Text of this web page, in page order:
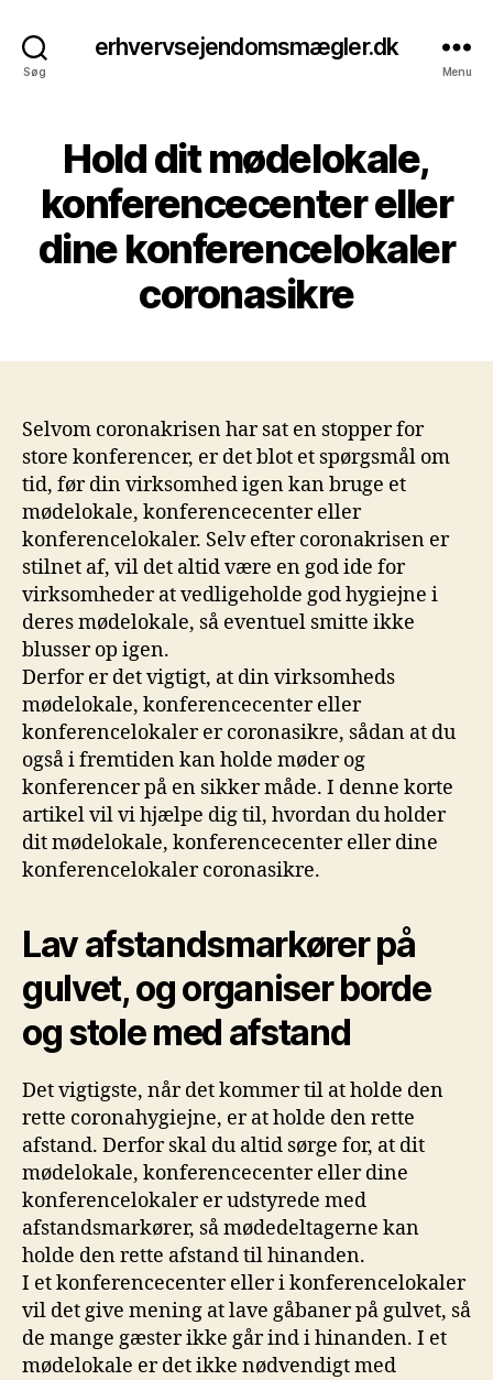
Søg
erhvervsejendomsmægler.dk
Menu
Hold dit mødelokale,
konferencecenter eller
dine konferencelokaler
coronasikre
Selvom coronakrisen har sat en stopper for
store konferencer, er det blot et spørgsmål om
tid, før din virksomhed igen kan bruge et
mødelokale, konferencecenter eller
konferencelokaler. Selv efter coronakrisen er
stilnet af, vil det altid være en god ide for
virksomheder at vedligeholde god hygiejne i
deres mødelokale, så eventuel smitte ikke
blusser op igen.
Derfor er det vigtigt, at din virksomheds
mødelokale, konferencecenter eller
konferencelokaler er coronasikre, sådan at du
også i fremtiden kan holde møder og
konferencer på en sikker måde. I denne korte
artikel vil vi hjælpe dig til, hvordan du holder
dit mødelokale, konferencecenter eller dine
konferencelokaler coronasikre.
Lav afstandsmarkører på
gulvet, og organiser borde
og stole med afstand
Det vigtigste, når det kommer til at holde den
rette coronahygiejne, er at holde den rette
afstand. Derfor skal du altid sørge for, at dit
mødelokale, konferencecenter eller dine
konferencelokaler er udstyrede med
afstandsmarkører, så mødedeltagerne kan
holde den rette afstand til hinanden.
I et konferencecenter eller i konferencelokaler
vil det give mening at lave gåbaner på gulvet, så
de mange gæster ikke går ind i hinanden. I et
mødelokale er det ikke nødvendigt med